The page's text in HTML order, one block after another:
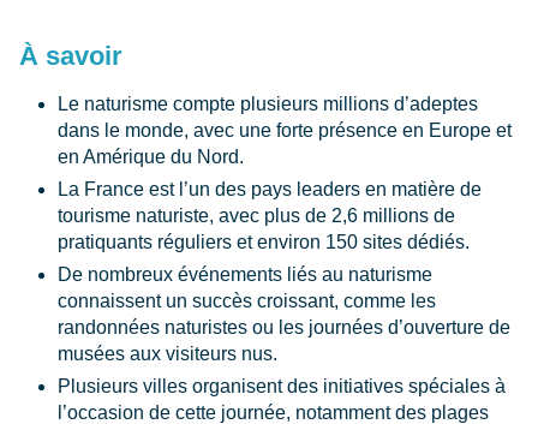
À savoir
Le naturisme compte plusieurs millions d’adeptes
dans le monde, avec une forte présence en Europe et
en Amérique du Nord.
La France est l’un des pays leaders en matière de
tourisme naturiste, avec plus de 2,6 millions de
pratiquants réguliers et environ 150 sites dédiés.
De nombreux événements liés au naturisme
connaissent un succès croissant, comme les
randonnées naturistes ou les journées d’ouverture de
musées aux visiteurs nus.
Plusieurs villes organisent des initiatives spéciales à
l’occasion de cette journée, notamment des plages